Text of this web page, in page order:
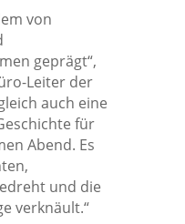
von
geprägt“,
Leiter der
auch eine
für
Abend. Es
und die
verknäult.“